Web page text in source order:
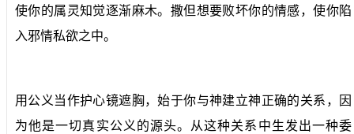
使你的属灵知觉逐渐麻木。撒但想要败坏你的情感，使你陷
入邪情私欲之中。
用公义当作护心镜遮胸，始于你与神建立神正确的关系，因
为他是一切真实公义的源头。
从这种关系中生发出一种委